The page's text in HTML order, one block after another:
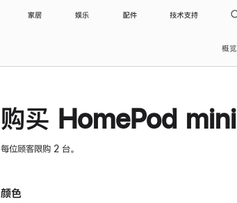
家居 娱乐 配件 技术支持
概览
购买 HomePod mini
每位顾客限购 2 台。
颜色